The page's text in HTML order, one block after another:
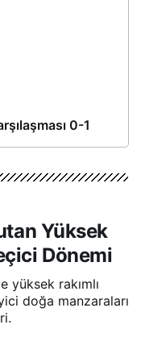
0-1
Yüksek
Dönemi
yüksek rakımlı
doğa manzaraları